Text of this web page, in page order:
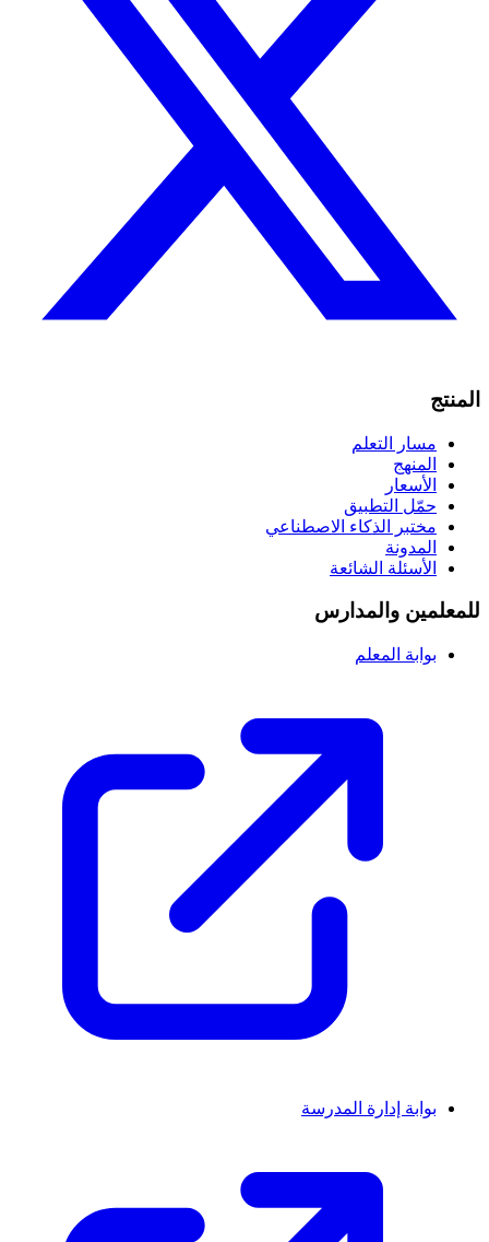
المنتج
مسار التعلم
المنهج
الأسعار
حمّل التطبيق
مختبر الذكاء الاصطناعي
المدونة
الأسئلة الشائعة
للمعلمين والمدارس
بوابة المعلم
بوابة إدارة المدرسة